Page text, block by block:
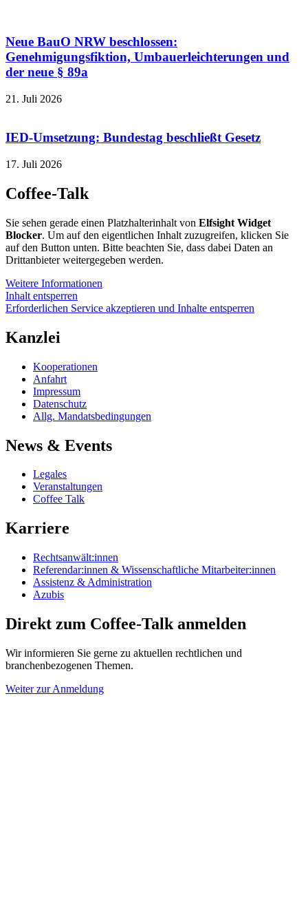
Neue BauO NRW beschlossen:
Genehmigungsfiktion, Umbauerleichterungen und
der neue § 89a
21. Juli 2026
IED-Umsetzung: Bundestag beschließt Gesetz
17. Juli 2026
Coffee-Talk
Sie sehen gerade einen Platzhalterinhalt von Elfsight Widget
Blocker. Um auf den eigentlichen Inhalt zuzugreifen, klicken Sie
auf den Button unten. Bitte beachten Sie, dass dabei Daten an
Drittanbieter weitergegeben werden.
Weitere Informationen
Inhalt entsperren
Erforderlichen Service akzeptieren und Inhalte entsperren
Kanzlei
Kooperationen
Anfahrt
Impressum
Datenschutz
Allg. Mandatsbedingungen
News & Events
Legales
Veranstaltungen
Coffee Talk
Karriere
Rechtsanwält:innen
Referendar:innen & Wissenschaftliche Mitarbeiter:innen
Assistenz & Administration
Azubis
Direkt zum Coffee-Talk anmelden
Wir informieren Sie gerne zu aktuellen rechtlichen und
branchenbezogenen Themen.
Weiter zur Anmeldung